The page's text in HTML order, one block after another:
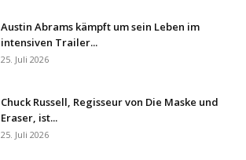
Austin Abrams kämpft um sein Leben im
intensiven Trailer...
25. Juli 2026
Chuck Russell, Regisseur von Die Maske und
Eraser, ist...
25. Juli 2026